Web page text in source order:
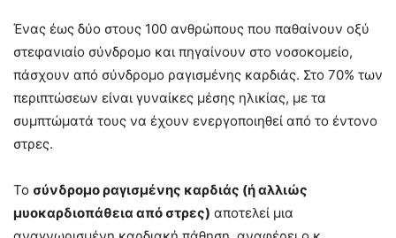
Ένας έως δύο στους 100 ανθρώπους που παθαίνουν οξύ
στεφανιαίο σύνδρομο και πηγαίνουν στο νοσοκομείο,
πάσχουν από σύνδρομο ραγισμένης καρδιάς. Στο 70% των
περιπτώσεων είναι γυναίκες μέσης ηλικίας, με τα
συμπτώματά τους να έχουν ενεργοποιηθεί από το έντονο
στρες.
Το σύνδρομο ραγισμένης καρδιάς (ή αλλιώς
μυοκαρδιοπάθεια από στρες) αποτελεί μια